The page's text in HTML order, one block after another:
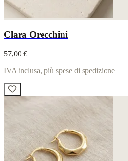
Clara Orecchini
57,00 €
IVA inclusa, più spese di spedizione